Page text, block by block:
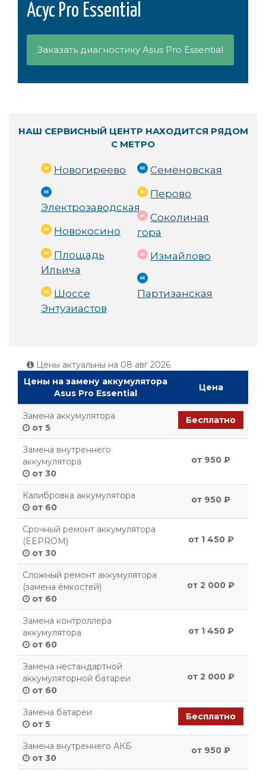
Асус Pro Essential
Заказать диагностику Asus Pro Essential
НАШ СЕРВИСНЫЙ ЦЕНТР НАХОДИТСЯ РЯДОМ
С МЕТРО
Новогиреево
Электрозаводская
Новокосино
Площадь
Ильича
Шоссе
Энтузиастов
Семёновская
Перово
Соколиная
гора
Измайлово
Партизанская
Цены актуальны на 08 авг 2026
Цены на замену аккумулятора
Asus Pro Essential
Цена
Замена аккумулятора
от 5
Бесплатно
Замена внутреннего
аккумулятора
от 30
от 950 ₽
Калибровка аккумулятора
от 60
от 950 ₽
Срочный ремонт аккумулятора
(EEPROM)
от 30
от 1 450 ₽
Сложный ремонт аккумулятора
(замена ёмкостей)
от 60
от 2 000 ₽
Замена контроллера
аккумулятора
от 60
от 1 450 ₽
Замена нестандартной
аккумуляторной батареи
от 60
от 2 000 ₽
Замена батареи
от 5
Бесплатно
Замена внутреннего АКБ
от 30
от 950 ₽